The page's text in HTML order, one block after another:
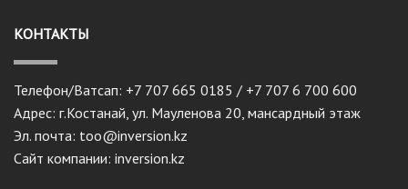
КОНТАКТЫ
Телефон/Ватсап: +7 707 665 0185 / +7 707 6 700 600
Адрес: г.Костанай, ул. Мауленова 20, мансардный этаж
Эл. почта: too@inversion.kz
Сайт компании: inversion.kz